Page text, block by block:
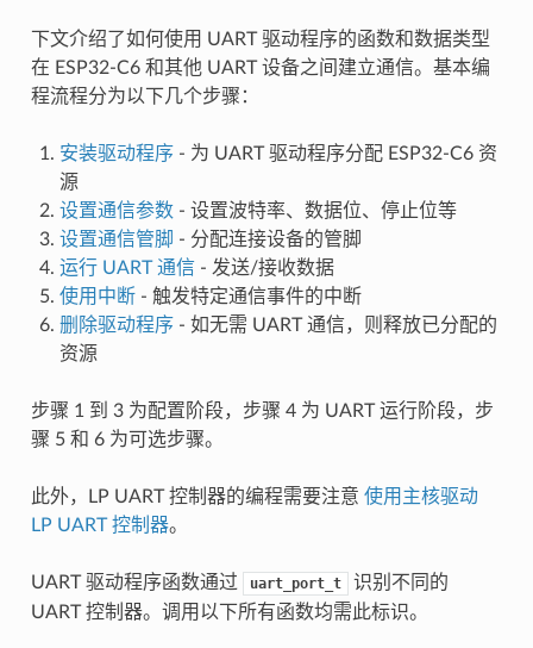
下文介绍了如何使用 UART 驱动程序的函数和数据类型
在 ESP32-C6 和其他 UART 设备之间建立通信。基本编
程流程分为以下几个步骤：
安装驱动程序 - 为 UART 驱动程序分配 ESP32-C6 资
源
设置通信参数- 设置波特率、数据位、停止位等
设置通信管脚 - 分配连接设备的管脚
运行 UART 通信- 发送/接收数据
使用中断- 触发特定通信事件的中断
删除驱动程序 - 如无需 UART 通信，则释放已分配的
资源
步骤 1 到 3 为配置阶段，步骤 4 为 UART 运行阶段，步
骤 5 和 6 为可选步骤。
此外，LP UART 控制器的编程需要注意 使用主核驱动
LP UART 控制器。
UART 驱动程序函数通过 uart_port_t
识别不同的
UART 控制器。调用以下所有函数均需此标识。